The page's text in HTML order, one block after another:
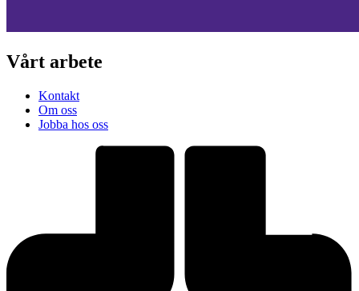
Vårt arbete
Kontakt
Om oss
Jobba hos oss